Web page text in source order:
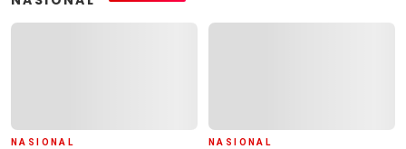
NASIONAL NASIONAL